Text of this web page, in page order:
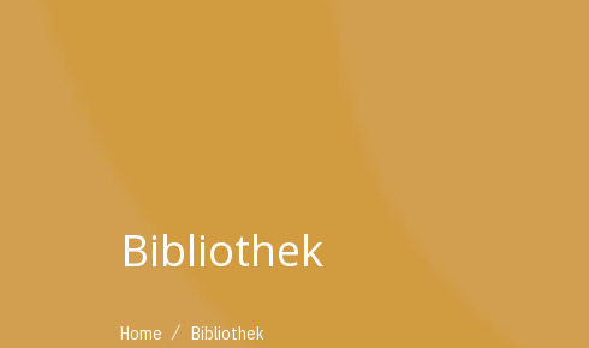
Bibliothek
Home / Bibliothek